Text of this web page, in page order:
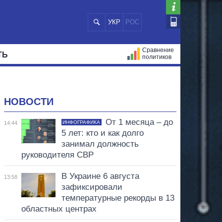
УКР РОС
Сравнение
политиков
НОВОСТИ
14:44 ИНФОГРАФИКА
От 1 месяца – до
5 лет: кто и как долго
занимал должность
руководителя СВР
13:58
В Украине 6 августа
зафиксировали
температурные рекорды в 13
областных центрах